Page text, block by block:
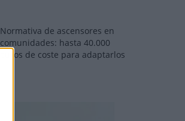
Normativa de ascensores en
comunidades: hasta 40.000
euros de coste para adaptarlos